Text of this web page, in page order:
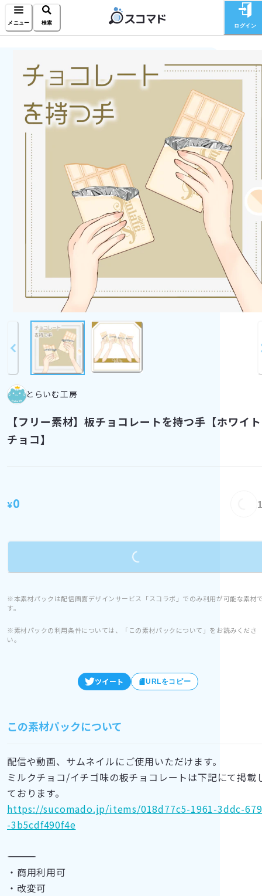
メニュー 検索 ログイン
とらいむ工房
【フリー素材】板チョコレートを持つ手【ホワイト
チョコ】
¥0
Loading...
※本素材パックは配信画面デザインサービス「スコラボ」でのみ利用が可能な素材
す。
※素材パックの利用条件については、「この素材パックについて」をお読みくださ
い。
ツイート URLをコピー
この素材パックについて
配信や動画、サムネイルにご使用いただけます。
ミルクチョコ/イチゴ味の板チョコレートは下記にて掲載
ております。
https://sucomado.jp/items/018d77c5-1961-3ddc-
-3b5cdf490f4e
――――――――――――
・商用利用可
・改変可